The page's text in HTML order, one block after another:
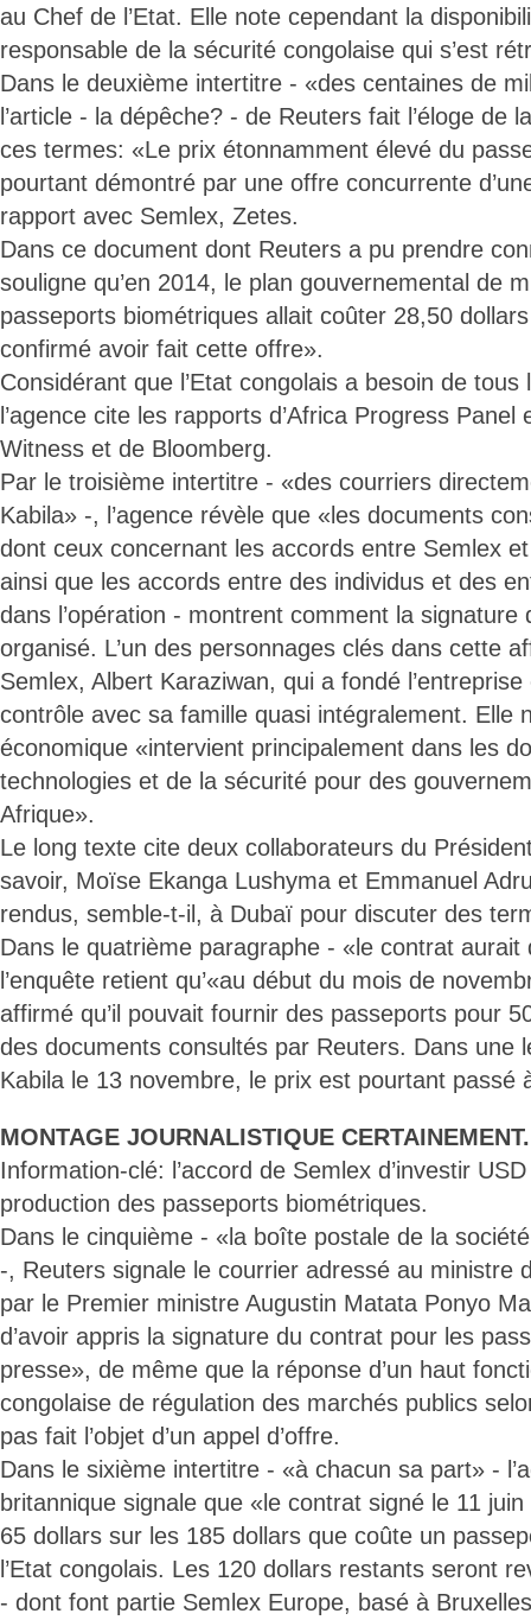
au Chef de l’Etat. Elle note cependant la
responsable de la sécurité congolaise qui s’est
Dans le deuxième intertitre - «des centaines de
l’article - la dépêche? - de Reuters fait l’éloge de
ces termes: «Le prix étonnamment élevé du
pourtant démontré par une offre concurrente
rapport avec Semlex, Zetes.
Dans ce document dont Reuters a pu prendre
souligne qu’en 2014, le plan gouvernemental de
passeports biométriques allait coûter 28,50
confirmé avoir fait cette offre».
Considérant que l’Etat congolais a besoin de
l’agence cite les rapports d’Africa Progress
Witness et de Bloomberg.
Par le troisième intertitre - «des courriers
Kabila» -, l’agence révèle que «les documents
dont ceux concernant les accords entre Semlex
ainsi que les accords entre des individus et des
dans l’opération - montrent comment la signature
organisé. L’un des personnages clés dans cette
Semlex, Albert Karaziwan, qui a fondé
contrôle avec sa famille quasi intégralement. Elle
économique «intervient principalement dans les
technologies et de la sécurité pour des
Afrique».
Le long texte cite deux collaborateurs du
savoir, Moïse Ekanga Lushyma et Emmanuel
rendus, semble-t-il, à Dubaï pour discuter des
Dans le quatrième paragraphe - «le contrat
l’enquête retient qu’«au début du mois de
affirmé qu’il pouvait fournir des passeports pour
des documents consultés par Reuters. Dans une
Kabila le 13 novembre, le prix est pourtant passé
MONTAGE JOURNALISTIQUE CERTAINEMENT.
Information-clé: l’accord de Semlex d’investir
production des passeports biométriques.
Dans le cinquième - «la boîte postale de la
-, Reuters signale le courrier adressé au ministre
par le Premier ministre Augustin Matata Ponyo
d’avoir appris la signature du contrat pour les
presse», de même que la réponse d’un haut
congolaise de régulation des marchés publics
pas fait l’objet d’un appel d’offre.
Dans le sixième intertitre - «à chacun sa part» -
britannique signale que «le contrat signé le 11
65 dollars sur les 185 dollars que coûte un
l’Etat congolais. Les 120 dollars restants seront
- dont font partie Semlex Europe, basé à